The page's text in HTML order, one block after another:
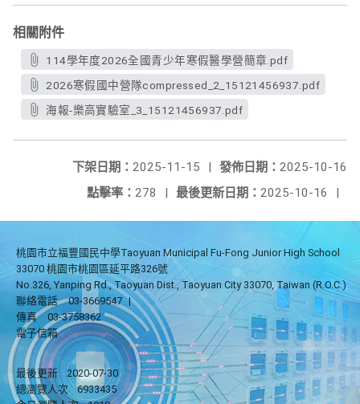
相關附件
114學年度2026全國青少年寒假醫學營簡章.pdf
2026寒假國中營隊compressed_2_15121456937.pdf
海報-樂高實驗室_3_15121456937.pdf
發佈日期： 2025-10-16
下架日期： 2025-11-15
|
最後更新日期： 2025-10-16 |
點擊率： 278 |
桃園市立福豐國民中學Taoyuan Municipal Fu-Fong Junior High School
33070 桃園市桃園區延平路326號
No.326, Yanping Rd., Taoyuan Dist., Taoyuan City 33070, Taiwan (R.O.C.)
聯絡電話
03-3669547 |
傳真
03-3758362
電子信箱
最後更新
2020-07-30
總瀏覽人次
6933435